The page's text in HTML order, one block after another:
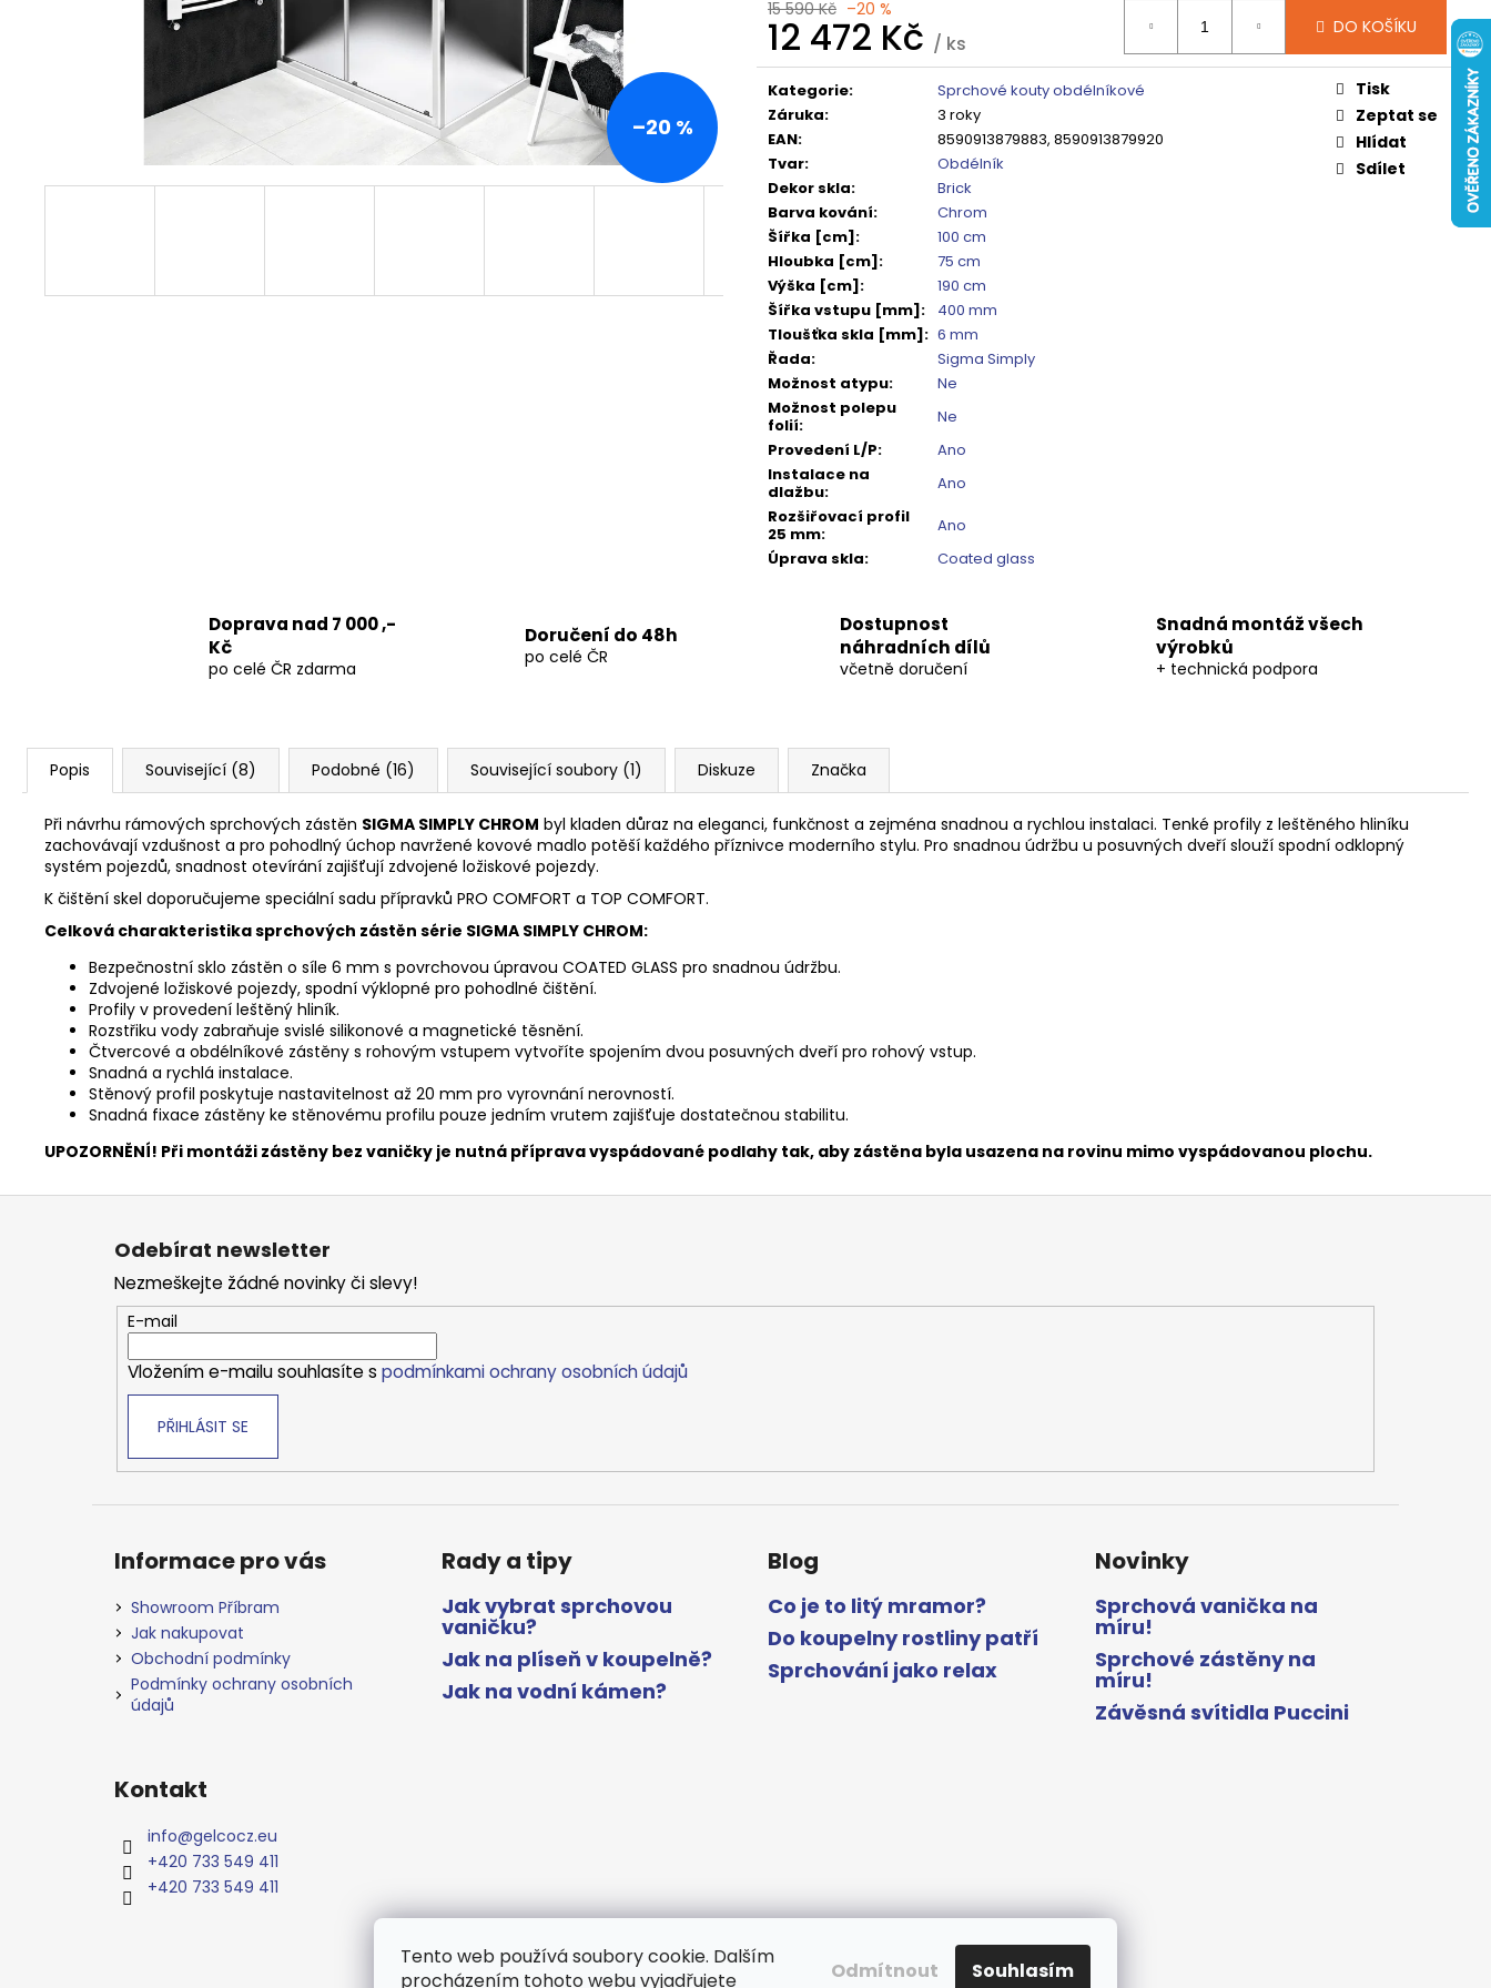
Tento web používá soubory cookie. Dalším
procházením tohoto webu vyjadřujete
Odmítnout Souhlasím
15 590 Kč –20 %
12 472 Kč / ks
Měrná
cena:
DO KOŠÍKU
Kategorie:
Sprchové kouty obdélníkové
Záruka:
3 roky
EAN:
8590913879883, 8590913879920
Tvar:
Obdélník
Dekor skla:
Brick
Barva kování:
Chrom
Šířka [cm]:
100 cm
Hloubka [cm]:
75 cm
Výška [cm]:
190 cm
Šířka vstupu [mm]:
400 mm
Tloušťka skla [mm]: 6 mm
Řada:
Sigma Simply
Možnost atypu:
Ne
Možnost polepu
folií:
Ne
Provedení L/P:
Ano
Instalace na
dlažbu:
Ano
Rozšiřovací profil
25 mm:
Ano
Úprava skla: Coated glass
Tisk
Zeptat se
Hlídat
Sdílet
–20 %
Doprava nad 7 000 ,-
Kč
po celé ČR zdarma
Doručení do 48h
po celé ČR
Dostupnost
náhradních dílů
včetně doručení
Snadná montáž všech
výrobků
+ technická podpora
Popis Související (8) Podobné (16) Související soubory (1) Diskuze Značka
Při návrhu rámových sprchových zástěn SIGMA SIMPLY CHROM byl kladen důraz na eleganci, funkčnost a zejména snadnou a rychlou instalaci. Tenké profily z leštěného hliníku
zachovávají vzdušnost a pro pohodlný úchop navržené kovové madlo potěší každého příznivce moderního stylu. Pro snadnou údržbu u posuvných dveří slouží spodní odklopný
systém pojezdů, snadnost otevírání zajišťují zdvojené ložiskové pojezdy.
K čištění skel doporučujeme speciální sadu přípravků PRO COMFORT a TOP COMFORT.
Celková charakteristika sprchových zástěn série SIGMA SIMPLY CHROM:
Bezpečnostní sklo zástěn o síle 6 mm s povrchovou úpravou COATED GLASS pro snadnou údržbu.
Zdvojené ložiskové pojezdy, spodní výklopné pro pohodlné čištění.
Profily v provedení leštěný hliník.
Rozstřiku vody zabraňuje svislé silikonové a magnetické těsnění.
Čtvercové a obdélníkové zástěny s rohovým vstupem vytvoříte spojením dvou posuvných dveří pro rohový vstup.
Snadná a rychlá instalace.
Stěnový profil poskytuje nastavitelnost až 20 mm pro vyrovnání nerovností.
Snadná fixace zástěny ke stěnovému profilu pouze jedním vrutem zajišťuje dostatečnou stabilitu.
UPOZORNĚNÍ! Při montáži zástěny bez vaničky je nutná příprava vyspádované podlahy tak, aby zástěna byla usazena na rovinu mimo vyspádovanou plochu.
12 080 Kč
15 100 Kč
5 240 Kč
Původně:6 550 Kč
16 792 Kč
Původně: 20 990 Kč
Z
Odebírat newsletter
Nezmeškejte žádné novinky či slevy!
E-mail
Vložením e-mailu souhlasíte s podmínkami ochrany osobních údajů
PŘIHLÁSIT SE
Informace pro vás
Showroom Příbram
Jak nakupovat
Obchodní podmínky
Podmínky ochrany osobních
údajů
Rady a tipy
Jak vybrat sprchovou
vaničku?
Jak na plíseň v koupelně?
Jak na vodní kámen?
Blog
Co je to litý mramor?
Do koupelny rostliny patří
Sprchování jako relax
Novinky
Sprchová vanička na
míru!
Sprchové zástěny na
míru!
Závěsná svítidla Puccini
Kontakt
info@gelcocz.eu
+420 733 549 411
+420 733 549 411